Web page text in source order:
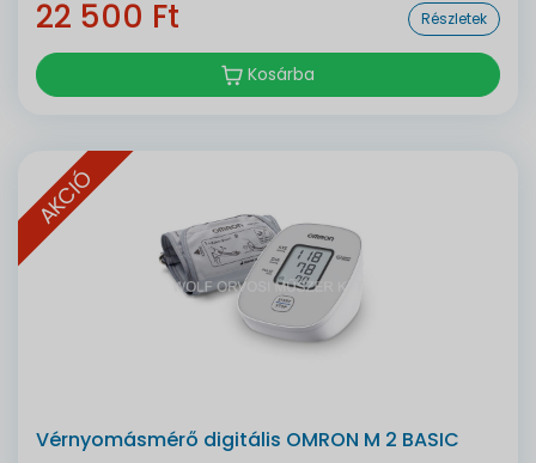
22 500 Ft Részletek
Kosárba
AKCIÓ
Vérnyomásmérő digitális OMRON M 2 BASIC